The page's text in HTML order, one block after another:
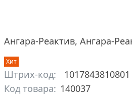
Ангара-Реактив, Ангара-
Хит
Штрих-код: 1017843810801
Код товара: 140037